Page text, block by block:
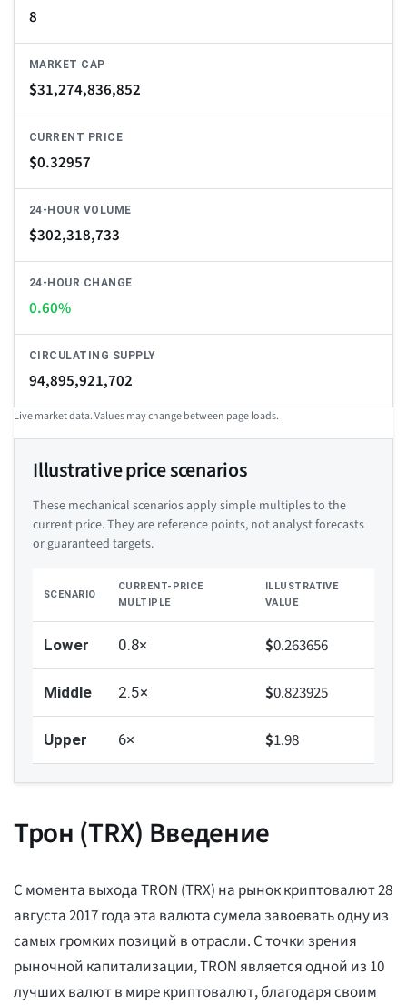
8
MARKET CAP
$31,274,836,852
CURRENT PRICE
$0.32957
24-HOUR VOLUME
$302,318,733
24-HOUR CHANGE
0.60%
CIRCULATING SUPPLY
94,895,921,702
Live market data. Values may change between page loads.
Illustrative price scenarios
These mechanical scenarios apply simple multiples to the
current price. They are reference points, not analyst forecasts
or guaranteed targets.
SCENARIO
CURRENT-PRICE
MULTIPLE
ILLUSTRATIVE
VALUE
Lower 0.8× $0.263656
Middle 2.5× $0.823925
Upper 6× $1.98
Трон (TRX) Введение
С момента выхода TRON (TRX) на рынок криптовалют 28
августа 2017 года эта валюта сумела завоевать одну из
самых громких позиций в отрасли. С точки зрения
рыночной капитализации, TRON является одной из 10
лучших валют в мире криптовалют, благодаря своим